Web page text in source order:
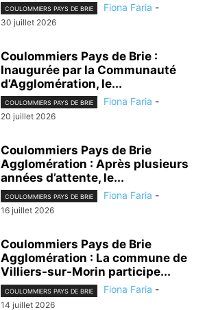
COULOMMIERS PAYS DE BRIE Fiona Faria -
30 juillet 2026
Coulommiers Pays de Brie :
Inaugurée par la Communauté
d’Agglomération, le...
COULOMMIERS PAYS DE BRIE Fiona Faria -
20 juillet 2026
Coulommiers Pays de Brie
Agglomération : Après plusieurs
années d’attente, le...
COULOMMIERS PAYS DE BRIE Fiona Faria -
16 juillet 2026
Coulommiers Pays de Brie
Agglomération : La commune de
Villiers-sur-Morin participe...
COULOMMIERS PAYS DE BRIE Fiona Faria -
14 juillet 2026